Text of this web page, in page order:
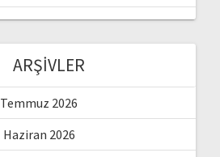
ARŞIVLER
Temmuz 2026
Haziran 2026